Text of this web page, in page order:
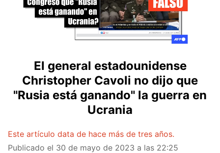
El general estadounidense
Christopher Cavoli no dijo que
"Rusia está ganando" la guerra en
Ucrania
Este artículo data de hace más de tres años.
Publicado el 30 de mayo de 2023 a las 22:25